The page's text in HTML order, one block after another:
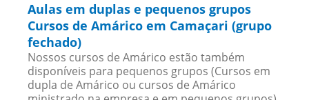
Aulas em duplas e pequenos grupos
Cursos de Amárico em Camaçari (grupo
fechado)
Nossos cursos de Amárico estão também
disponíveis para pequenos grupos (Cursos em
dupla de Amárico ou cursos de Amárico